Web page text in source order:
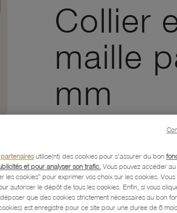
Collier
maille
mm
Description
utilise(nt) des cookies pour s'assurer du bon
et pour analyser son trafic. Vous pouvez accéder
les cookies” pour exprimer vos choix sur les cookies. Vous
autoriser le dépôt de tous les cookies. Enfin, si vous
que des cookies strictement nécessaires au bon
est enregistré pour ce site pour une durée de 6